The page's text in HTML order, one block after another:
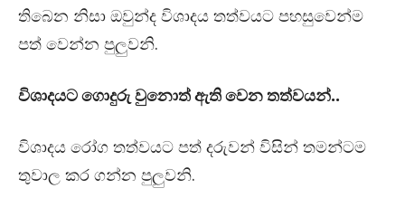
තිබෙන නිසා ඔවුන්ද විශාදය තත්වයට පහසුවෙන්ම
පත් වෙන්න පුලුවනි.
විශාදයට ගොදුරු වුනොත් ඇති වෙන තත්වයන්..
විශාදය රෝග තත්වයට පත් දරුවන් විසින් තමන්ටම
තුවාල කර ගන්න පුලුවනි.